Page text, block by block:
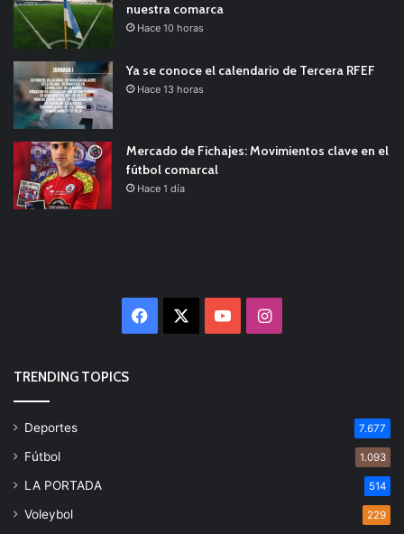
nuestra comarca
Hace 10 horas
Ya se conoce el calendario de Tercera RFEF
Hace 13 horas
Mercado de Fichajes: Movimientos clave en el
fútbol comarcal
Hace 1 día
Facebook YouTubeInstagram
TRENDING TOPICS
Deportes 7.677
Fútbol 1.093
LA PORTADA 514
Voleybol 229